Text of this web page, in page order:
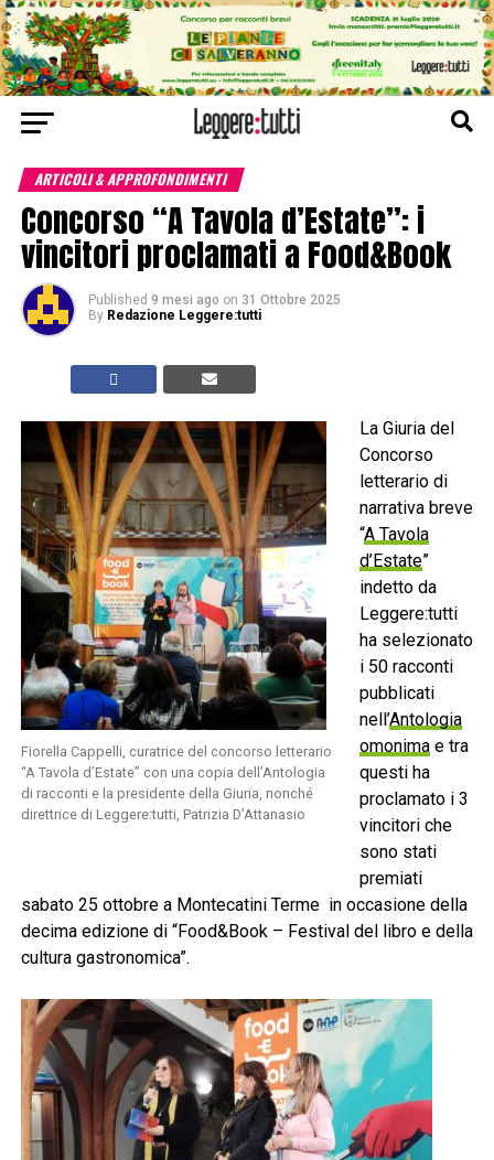
ARTICOLI & APPROFONDIMENTI
Concorso “A Tavola d’Estate”: i
vincitori proclamati a Food&Book
Published 9 mesi ago on 31 Ottobre 2025
By Redazione Leggere:tutti
Fiorella Cappelli, curatrice del concorso letterario
“A Tavola d’Estate” con una copia dell’Antologia
di racconti e la presidente della Giuria, nonché
direttrice di Leggere:tutti, Patrizia D’Attanasio
La Giuria del
Concorso
letterario di
narrativa breve
“A Tavola
d’Estate”
indetto da
Leggere:tutti
ha selezionato
i 50 racconti
pubblicati
nell’Antologia
omonimae tra
questi ha
proclamato i 3
vincitori che
sono stati
premiati
sabato 25 ottobre a Montecatini Terme in occasione della
decima edizione di “Food&Book – Festival del libro e della
cultura gastronomica”.